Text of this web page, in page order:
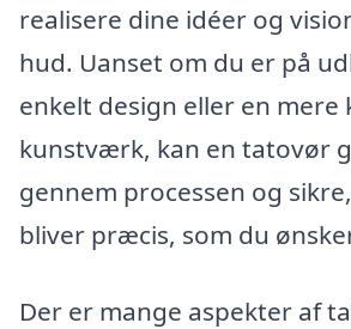
realisere dine idéer og
hud. Uanset om du er på
enkelt design eller en mere
kunstværk, kan en tatovør
gennem processen og
bliver præcis, som du
Der er mange aspekter af